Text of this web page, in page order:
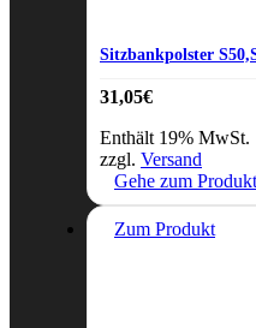
Sitzbankpolster
31,05€
Enthält 19% MwSt.
zzgl. Versand
Gehe zum Produkt
Zum Produkt